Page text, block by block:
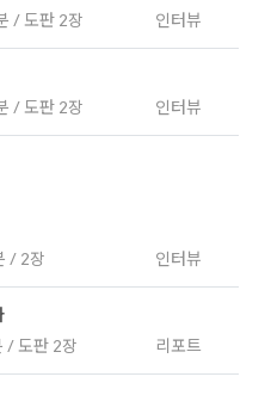
/ 도판 2장 인터뷰
/ 도판 2장 인터뷰
/ 2장 인터뷰
도판 2장 리포트